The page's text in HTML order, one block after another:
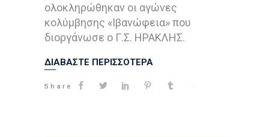
ολοκληρώθηκαν οι αγώνες
κολύμβησης «Ιβανώφεια» που
διοργάνωσε ο Γ.Σ. ΗΡΑΚΛΗΣ.
ΔΙΑΒΑΣΤΕ ΠΕΡΙΣΣΟΤΕΡΑ
Share